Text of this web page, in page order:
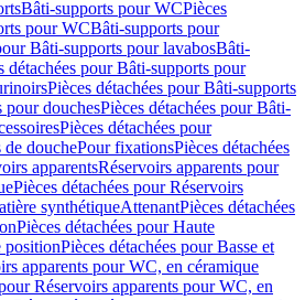
Bâti-supports pour WCPièces
pour WCBâti-supports pour
Bâti-supports pour lavabosBâti-
détachées pour Bâti-supports pour
Pièces détachées pour Bâti-supports
pour douchesPièces détachées pour Bâti-
Pièces détachées pour
de douchePour fixationsPièces détachées
apparentsRéservoirs apparents pour
Pièces détachées pour Réservoirs
synthétiqueAttenantPièces détachées
Pièces détachées pour Haute
positionPièces détachées pour Basse et
apparents pour WC, en céramique
Réservoirs apparents pour WC, en